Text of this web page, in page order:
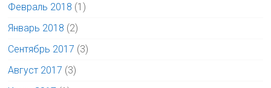
Февраль 2018 (1)
Январь 2018 (2)
Сентябрь 2017 (3)
Август 2017 (3)